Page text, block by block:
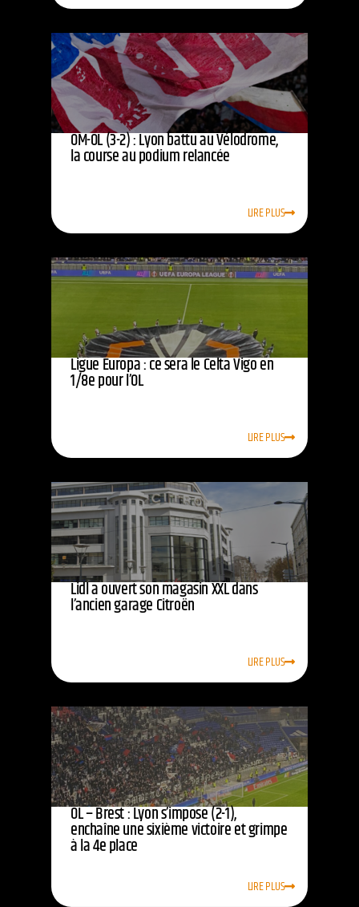
OM-OL (3-2) : Lyon battu au Vélodrome,
la course au podium relancée
LIRE PLUS
Ligue Europa : ce sera le Celta Vigo en
1/8e pour l’OL
LIRE PLUS
Lidl a ouvert son magasin XXL dans
l’ancien garage Citroën
LIRE PLUS
OL – Brest : Lyon s’impose (2-1),
enchaîne une sixième victoire et grimpe
à la 4e place
LIRE PLUS